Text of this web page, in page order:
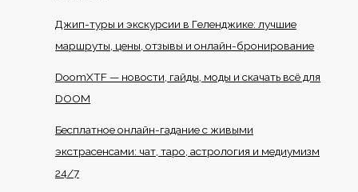
Джип-туры и экскурсии в Геленджике: лучшие
маршруты, цены, отзывы и онлайн-бронирование
DoomXTF — новости, гайды, моды и скачать всё для
DOOM
Бесплатное онлайн-гадание с живыми
экстрасенсами: чат, таро, астрология и медиумизм
24/7